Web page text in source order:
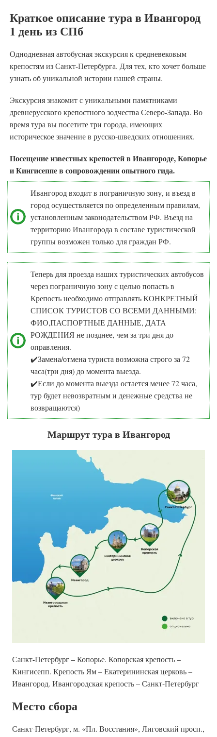
Краткое описание тура в Ивангород
1 день из СПб
Однодневная автобусная экскурсия к средневековым
крепостям из Санкт-Петербурга. Для тех, кто хочет больше
узнать об уникальной истории нашей страны.
Экскурсия знакомит с уникальными памятниками
древнерусского крепостного зодчества Северо-Запада. Во
время тура вы посетите три города, имеющих
историческое значение в русско-шведских отношениях.
Посещение известных крепостей в Ивангороде, Копорье
и Кингисеппе в сопровождении опытного гида.
Ивангород входит в пограничную зону, и въезд в
город осуществляется по определенным правилам,
установленным законодательством РФ. Въезд на
территорию Ивангорода в составе туристической
группы возможен только для граждан РФ.
Теперь для проезда наших туристических автобусов
через пограничную зону с целью попасть в
Крепость необходимо отправлять КОНКРЕТНЫЙ
СПИСОК ТУРИСТОВ СО ВСЕМИ ДАННЫМИ:
ФИО,ПАСПОРТНЫЕ ДАННЫЕ, ДАТА
РОЖДЕНИЯ не позднее, чем за три дня до
оправления.
✔️Замена/отмена туриста возможна строго за 72
часа(три дня) до момента выезда.
✔️Если до момента выезда остается менее 72 часа,
тур будет невозвратным и денежные средства не
возвращаются)
Маршрут тура в Ивангород
Санкт-Петербург – Копорье. Копорская крепость –
Кингисепп. Крепость Ям – Екатерининская церковь –
Ивангород. Ивангородская крепость – Санкт-Петербург
Место сбора
Санкт-Петербург, м. «Пл. Восстания», Лиговский просп.,